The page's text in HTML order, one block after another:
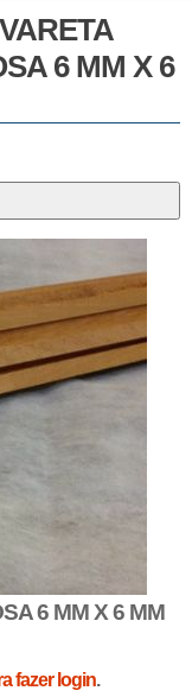
6 MM X 6
6 MM X 6 MM
fazer login.